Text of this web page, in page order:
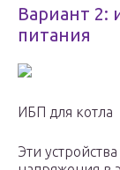
Вариант 2:
питания
ИБП для котла
Эти